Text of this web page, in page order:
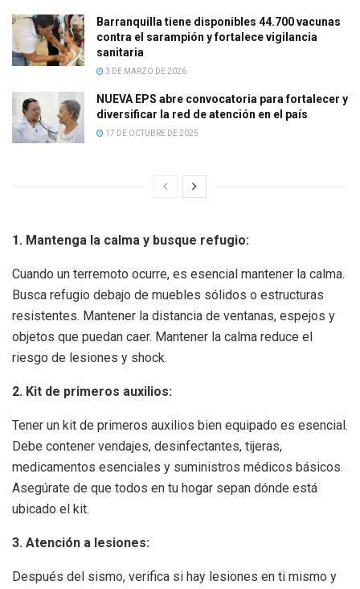
Barranquilla tiene disponibles 44.700 vacunas
contra el sarampión y fortalece vigilancia
sanitaria
3 DE MARZO DE 2026
NUEVA EPS abre convocatoria para fortalecer y
diversificar la red de atención en el país
17 DE OCTUBRE DE 2025
1. Mantenga la calma y busque refugio:
Cuando un terremoto ocurre, es esencial mantener la calma.
Busca refugio debajo de muebles sólidos o estructuras
resistentes. Mantener la distancia de ventanas, espejos y
objetos que puedan caer. Mantener la calma reduce el
riesgo de lesiones y shock.
2. Kit de primeros auxilios:
Tener un kit de primeros auxilios bien equipado es esencial.
Debe contener vendajes, desinfectantes, tijeras,
medicamentos esenciales y suministros médicos básicos.
Asegúrate de que todos en tu hogar sepan dónde está
ubicado el kit.
3. Atención a lesiones:
Después del sismo, verifica si hay lesiones en ti mismo y